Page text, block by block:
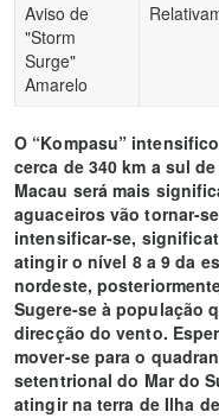
Aviso de
"Storm
Surge"
Amarelo
O “Kompasu”
cerca de 340 km a sul
Macau será mais
aguaceiros vão tornar-
intensificar-se,
atingir o nível 8 a 9 da
nordeste,
Sugere-se à população
direcção do vento.
mover-se para o
setentrional do Mar do
atingir na terra de Ilha